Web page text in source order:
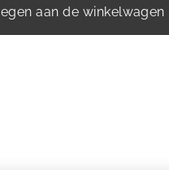
aan de winkelwagen